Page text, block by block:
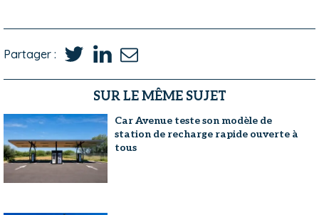
Partager :
SUR LE MÊME SUJET
Car Avenue teste son modèle de
station de recharge rapide ouverte à
tous